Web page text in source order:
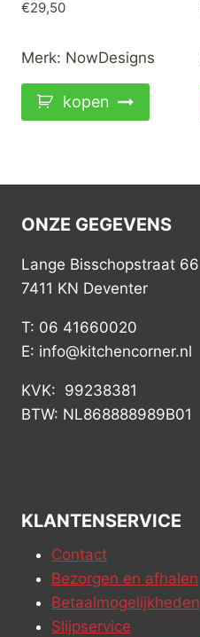
€29,50
Merk: NowDesigns
kopen
ONZE GEGEVENS
Lange Bisschopstraat 66
7411 KN Deventer
T: 06 41660020
E: info@kitchencorner.nl
KVK: 99238381
BTW: NL868888989B01
KLANTENSERVICE
Contact
Bezorgen en afhalen
Betaalmogelijkheden
Slijpservice